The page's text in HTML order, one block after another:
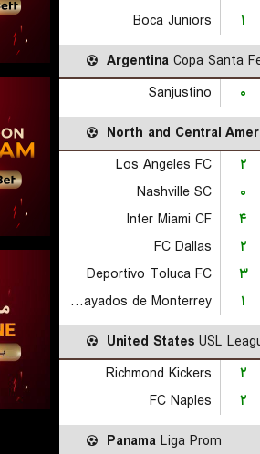
Boca Juniors
۱
Argentina Copa Santa
Sanjustino
۰
North and Central
Los Angeles FC
۲
Nashville SC
۰
Inter Miami CF
۴
FC Dallas
۲
Deportivo Toluca FC
۳
CF Rayados de Monterrey
۱
United States USL
Richmond Kickers
۲
FC Naples
۲
Panama Liga Prom